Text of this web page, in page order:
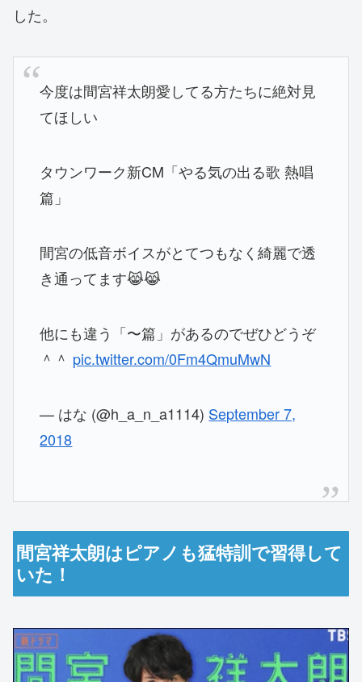
した。
今度は間宮祥太朗愛してる方たちに絶対見
てほしい
タウンワーク新CM「やる気の出る歌 熱唱
篇」
間宮の低音ボイスがとてつもなく綺麗で透
き通ってます😹😹
他にも違う「〜篇」があるのでぜひどうぞ
＾＾ pic.twitter.com/0Fm4QmuMwN
— はな (@h_a_n_a1114) September 7,
2018
間宮祥太朗はピアノも猛特訓で習得して
いた！